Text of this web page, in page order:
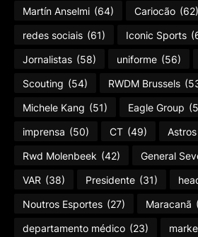
Martín Anselmi (64) Cariocão (62)
redes sociais (61) Iconic Sports
Jornalistas (58) uniforme (56)
Scouting (54) RWDM Brussels
Michele Kang (51) Eagle Group
imprensa (50) CT (49)
Rwd Molenbeek (42) General
VAR (38) Presidente (31)
Noutros Esportes (27) Maracanã
departamento médico (23)